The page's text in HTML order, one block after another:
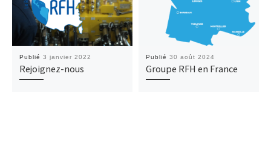
Publié 3 janvier 2022
Rejoignez-nous
Publié 30 août 2024
Groupe RFH en France